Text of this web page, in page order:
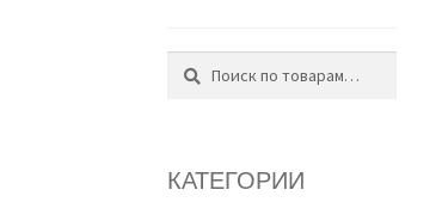
Искать:
Поиск
КАТЕГОРИИ